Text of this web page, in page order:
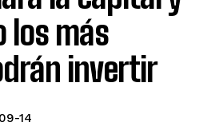
los más
invertir
14